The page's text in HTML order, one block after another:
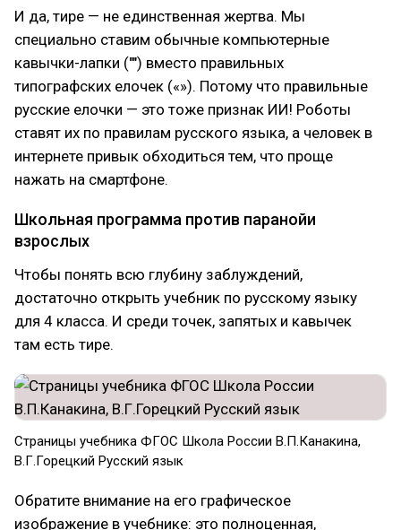
И да, тире — не единственная жертва. Мы
специально ставим обычные компьютерные
кавычки-лапки ("") вместо правильных
типографских елочек («»). Потому что правильные
русские елочки — это тоже признак ИИ! Роботы
ставят их по правилам русского языка, а человек в
интернете привык обходиться тем, что проще
нажать на смартфоне.
Школьная программа против паранойи
взрослых
Чтобы понять всю глубину заблуждений,
достаточно открыть учебник по русскому языку
для 4 класса. И среди точек, запятых и кавычек
там есть тире.
Страницы учебника ФГОС Школа России В.П.Канакина,
В.Г.Горецкий Русский язык
Обратите внимание на его графическое
изображение в учебнике: это полноценная,